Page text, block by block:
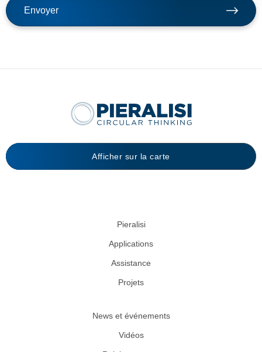
Envoyer
Afficher sur la carte
Pieralisi
Applications
Assistance
Projets
News et événements
Vidéos